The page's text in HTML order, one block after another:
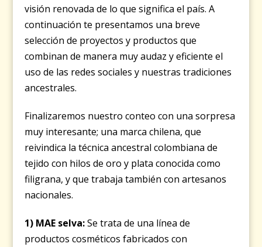
visión renovada de lo que significa el país. A
continuación te presentamos una breve
selección de proyectos y productos que
combinan de manera muy audaz y eficiente el
uso de las redes sociales y nuestras tradiciones
ancestrales.
Finalizaremos nuestro conteo con una sorpresa
muy interesante; una marca chilena, que
reivindica la técnica ancestral colombiana de
tejido con hilos de oro y plata conocida como
filigrana, y que trabaja también con artesanos
nacionales.
1) MAE selva:Se trata de una línea de
productos cosméticos fabricados con